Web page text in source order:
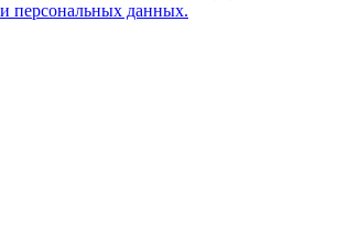
персональных данных.